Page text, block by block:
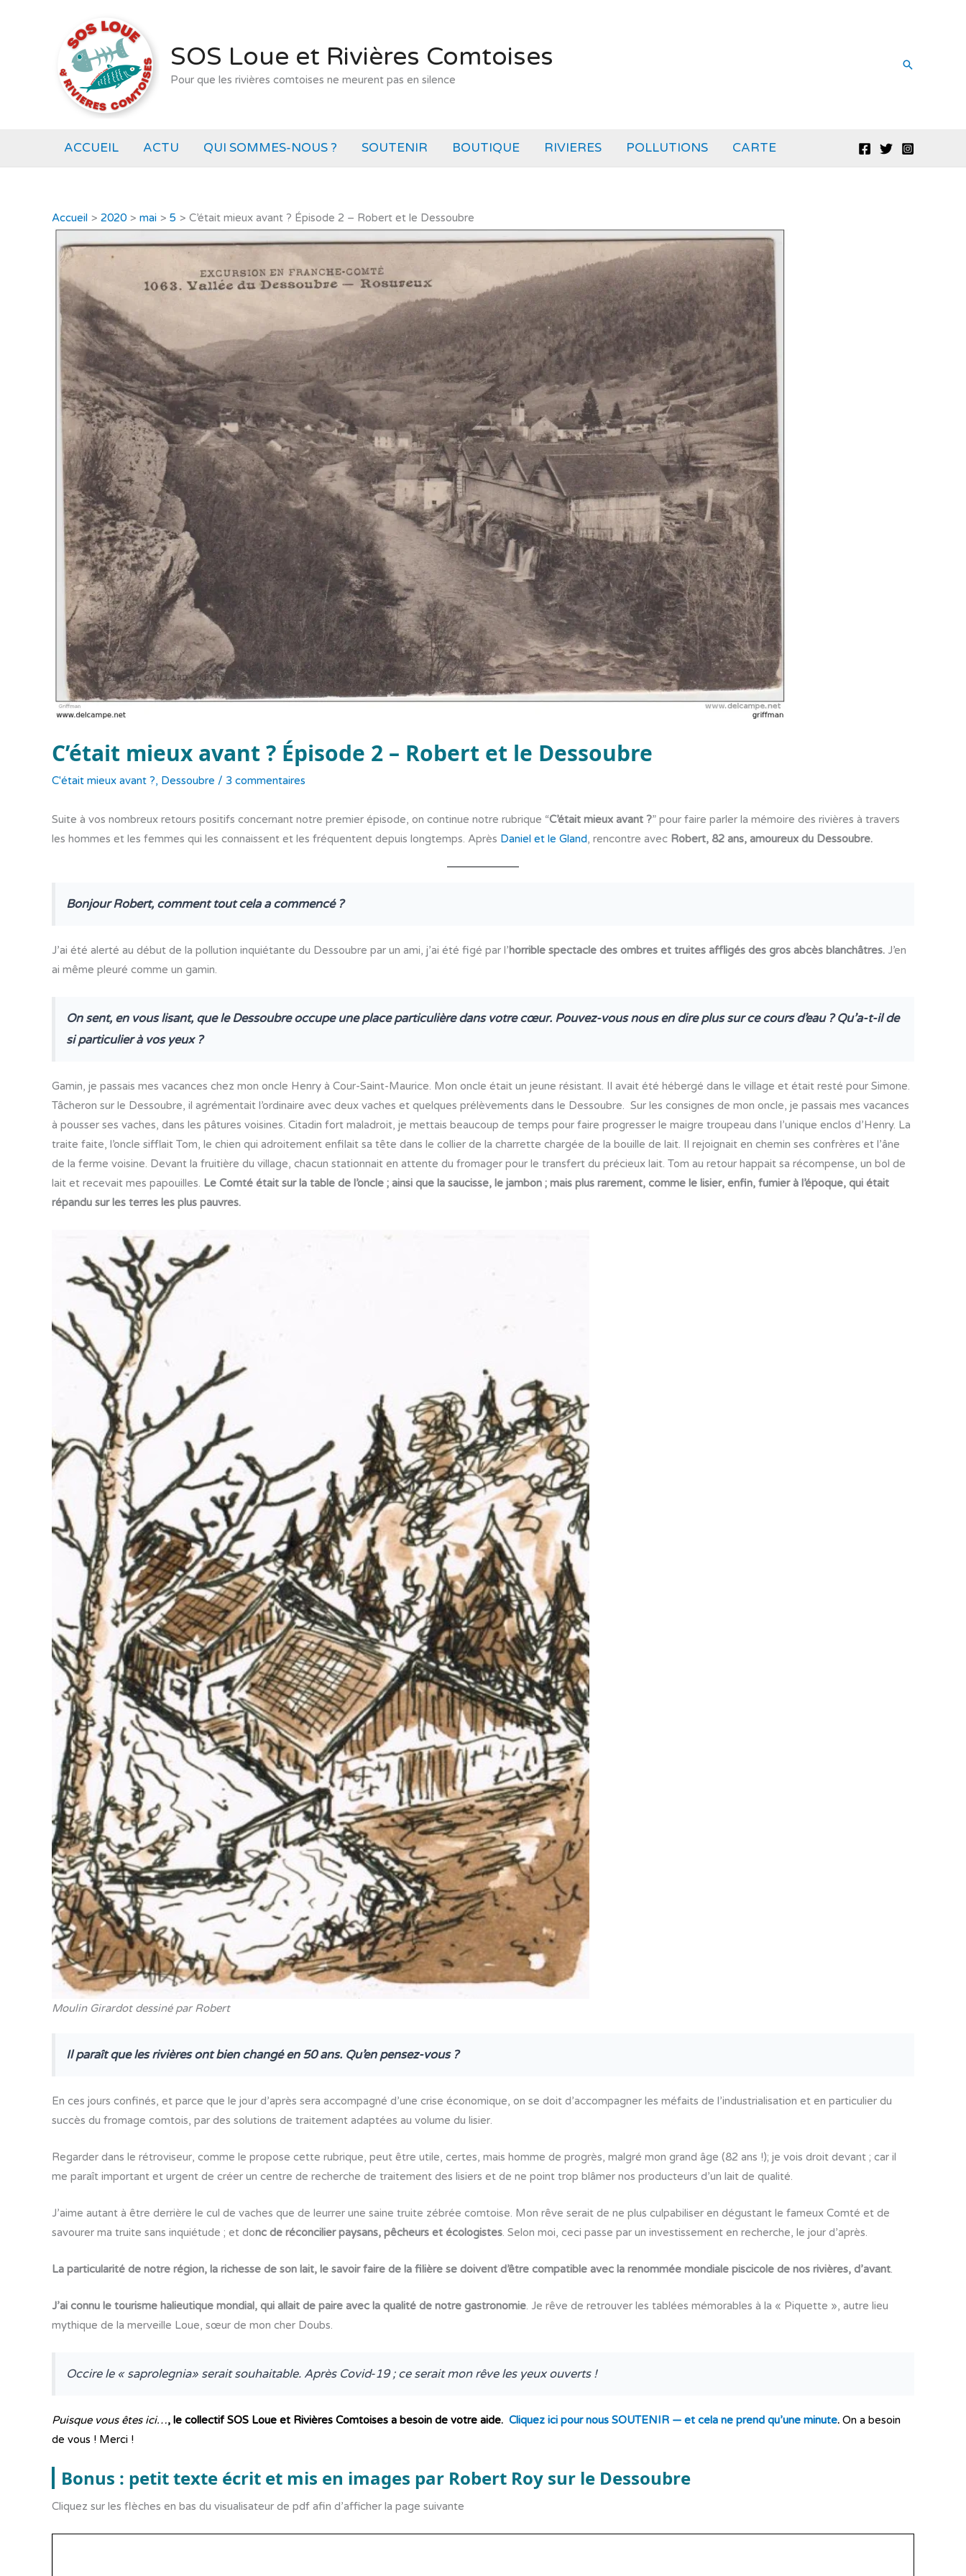
SOS Loue et Rivières Comtoises
Pour que les rivières comtoises ne meurent pas en silence
ACCUEIL ACTU QUI SOMMES-NOUS ? SOUTENIR BOUTIQUE RIVIERES POLLUTIONS CARTE
Accueil 2020 mai 5 C’était mieux avant ? Épisode 2 – Robert et le Dessoubre
C’était mieux avant ? Épisode 2 – Robert et le Dessoubre
C'était mieux avant ?, Dessoubre / 3 commentaires
Suite à vos nombreux retours positifs concernant notre premier épisode, on continue notre rubrique “C’était mieux avant ?” pour faire parler la mémoire des rivières à travers
les hommes et les femmes qui les connaissent et les fréquentent depuis longtemps. Après Daniel et le Gland, rencontre avec Robert, 82 ans, amoureux du Dessoubre.
Bonjour Robert, comment tout cela a commencé ?
J’ai été alerté au début de la pollution inquiétante du Dessoubre par un ami, j’ai été figé par l’horrible spectacle des ombres et truites affligés des gros abcès blanchâtres. J’en
ai même pleuré comme un gamin.
On sent, en vous lisant, que le Dessoubre occupe une place particulière dans votre cœur. Pouvez-vous nous en dire plus sur ce cours d’eau ? Qu’a-t-il de
si particulier à vos yeux ?
Gamin, je passais mes vacances chez mon oncle Henry à Cour-Saint-Maurice. Mon oncle était un jeune résistant. Il avait été hébergé dans le village et était resté pour Simone.
Tâcheron sur le Dessoubre, il agrémentait l’ordinaire avec deux vaches et quelques prélèvements dans le Dessoubre. Sur les consignes de mon oncle, je passais mes vacances
à pousser ses vaches, dans les pâtures voisines. Citadin fort maladroit, je mettais beaucoup de temps pour faire progresser le maigre troupeau dans l’unique enclos d’Henry. La
traite faite, l’oncle sifflait Tom, le chien qui adroitement enfilait sa tête dans le collier de la charrette chargée de la bouille de lait. Il rejoignait en chemin ses confrères et l’âne
de la ferme voisine. Devant la fruitière du village, chacun stationnait en attente du fromager pour le transfert du précieux lait. Tom au retour happait sa récompense, un bol de
lait et recevait mes papouilles. Le Comté était sur la table de l’oncle ; ainsi que la saucisse, le jambon ; mais plus rarement, comme le lisier, enfin, fumier à l’époque, qui était
répandu sur les terres les plus pauvres.
Moulin Girardot dessiné par Robert
Il paraît que les rivières ont bien changé en 50 ans. Qu’en pensez-vous ?
En ces jours confinés, et parce que le jour d’après sera accompagné d’une crise économique, on se doit d’accompagner les méfaits de l’industrialisation et en particulier du
succès du fromage comtois, par des solutions de traitement adaptées au volume du lisier.
Regarder dans le rétroviseur, comme le propose cette rubrique, peut être utile, certes, mais homme de progrès, malgré mon grand âge (82 ans !); je vois droit devant ; car il
me paraît important et urgent de créer un centre de recherche de traitement des lisiers et de ne point trop blâmer nos producteurs d’un lait de qualité.
J’aime autant à être derrière le cul de vaches que de leurrer une saine truite zébrée comtoise. Mon rêve serait de ne plus culpabiliser en dégustant le fameux Comté et de
savourer ma truite sans inquiétude ; et donc de réconcilier paysans, pêcheurs et écologistes. Selon moi, ceci passe par un investissement en recherche, le jour d’après.
La particularité de notre région, la richesse de son lait, le savoir faire de la filière se doivent d’être compatible avec la renommée mondiale piscicole de nos rivières, d’avant.
J’ai connu le tourisme halieutique mondial, qui allait de paire avec la qualité de notre gastronomie. Je rêve de retrouver les tablées mémorables à la « Piquette », autre lieu
mythique de la merveille Loue, sœur de mon cher Doubs.
Occire le « saprolegnia» serait souhaitable. Après Covid-19 ; ce serait mon rêve les yeux ouverts !
Puisque vous êtes ici…, le collectif SOS Loue et Rivières Comtoises a besoin de votre aide. Cliquez ici pour nous SOUTENIR — et cela ne prend qu’une minute. On a besoin
de vous ! Merci !
Bonus : petit texte écrit et mis en images par Robert Roy sur le Dessoubre
Cliquez sur les flèches en bas du visualisateur de pdf afin d’afficher la page suivante